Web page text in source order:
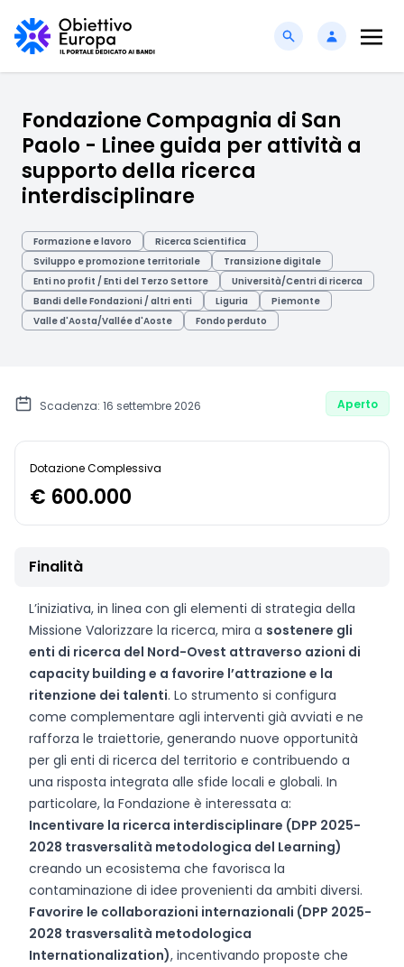
Fondazione Compagnia di San
Paolo - Linee guida per attività a
supporto della ricerca
interdisciplinare
Formazione e lavoro
Ricerca Scientifica
Sviluppo e promozione territoriale
Transizione digitale
Enti no profit / Enti del Terzo Settore
Università/Centri di ricerca
Bandi delle Fondazioni / altri enti
Liguria
Piemonte
Valle d'Aosta/Vallée d'Aoste
Fondo perduto
Scadenza: 16 settembre 2026 Aperto
Dotazione Complessiva
€ 600.000
Finalità
L’iniziativa, in linea con gli elementi di strategia della
Missione Valorizzare la ricerca, mira a sostenere gli
enti di ricerca del Nord-Ovest attraverso azioni di
capacity building e a favorire l’attrazione e la
ritenzione dei talenti. Lo strumento si configura
come complementare agli interventi già avviati e ne
rafforza le traiettorie, generando nuove opportunità
per gli enti di ricerca del territorio e contribuendo a
una risposta integrata alle sfide locali e globali. In
particolare, la Fondazione è interessata a:
Incentivare la ricerca interdisciplinare (DPP 2025-
2028 trasversalità metodologica del Learning)
creando un ecosistema che favorisca la
contaminazione di idee provenienti da ambiti diversi.
Favorire le collaborazioni internazionali (DPP 2025-
2028 trasversalità metodologica
Internationalization), incentivando proposte che